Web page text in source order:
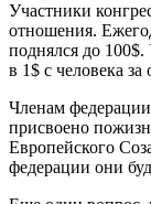
Участники
отношения.
поднялся до
в 1$ с человека
Членам
присвоено
Европейского
федерации они